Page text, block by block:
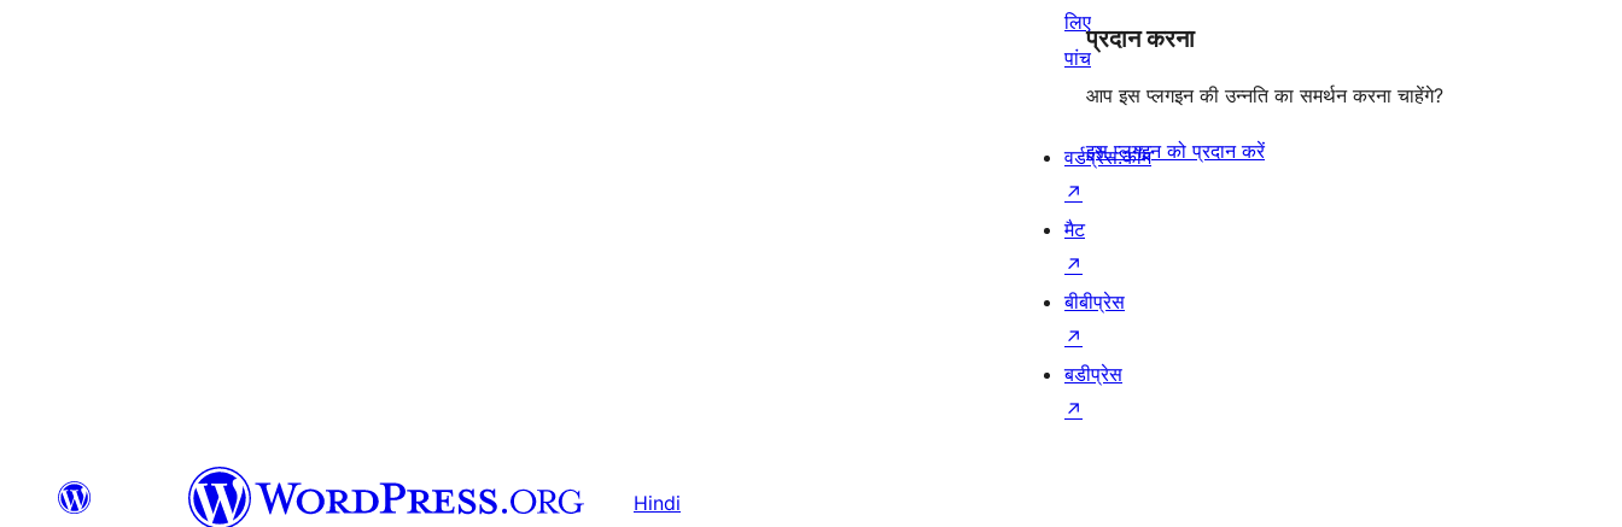
प्रदान करना
आप इस प्लगइन की उन्नति का समर्थन करना चाहेंगे?
इस प्लगइन को प्रदान करें
लिए
पांच
वर्डप्रेस.कॉम
↗
मैट
↗
बीबीप्रेस
↗
बडीप्रेस
↗
Hindi